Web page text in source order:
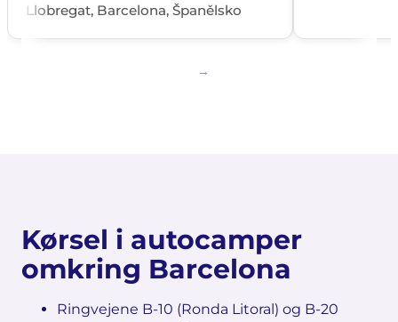
Llobregat, Barcelona, Španělsko
Kørsel i autocamper
omkring Barcelona
Ringvejene B-10 (Ronda Litoral) og B-20